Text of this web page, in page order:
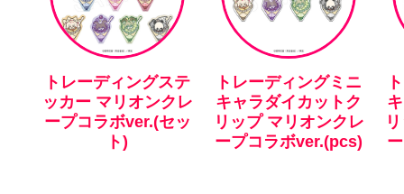
トレーディングステ
ッカー マリオンクレ
ープコラボver.(セッ
ト)
トレーディングミニ
キャラダイカットク
リップ マリオンクレ
ープコラボver.(pcs)